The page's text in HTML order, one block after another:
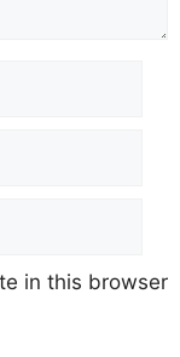
in this browser